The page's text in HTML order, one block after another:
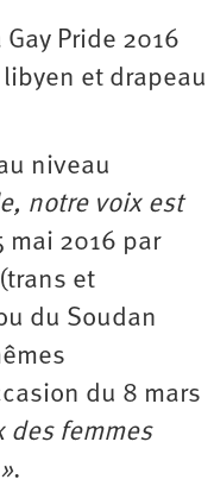
Pride 2016
et drapeau
niveau
notre voix est
mai 2016 par
et
du Soudan
du 8 mars
des femmes
.